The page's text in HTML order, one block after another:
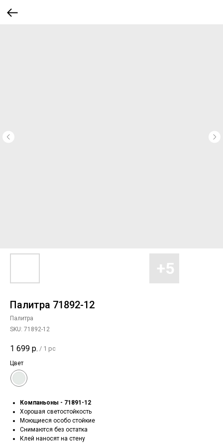
Палитра 71892-12
Палитра
SKU: 71892-12
1 699 р. / 1 pc
Цвет
Компаньоны - 71891-12
Хорошая светостойкость
Моющиеся особо стойкие
Снимаются без остатка
Клей наносят на стену